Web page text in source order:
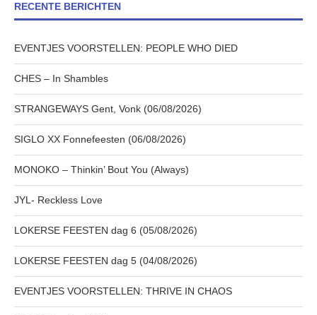
RECENTE BERICHTEN
EVENTJES VOORSTELLEN: PEOPLE WHO DIED
CHES – In Shambles
STRANGEWAYS Gent, Vonk (06/08/2026)
SIGLO XX Fonnefeesten (06/08/2026)
MONOKO – Thinkin’ Bout You (Always)
JYL- Reckless Love
LOKERSE FEESTEN dag 6 (05/08/2026)
LOKERSE FEESTEN dag 5 (04/08/2026)
EVENTJES VOORSTELLEN: THRIVE IN CHAOS